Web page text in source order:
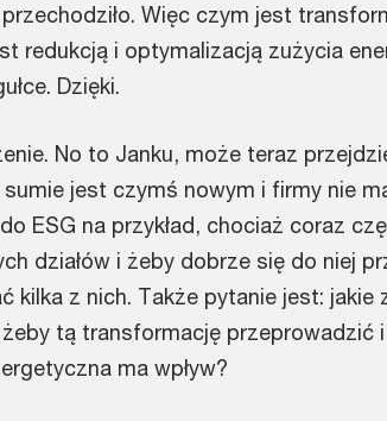
Więc czym jest
redukcją i optymalizacją zużycia
Dzięki.
No to Janku, może teraz
jest czymś nowym i firmy nie
ESG na przykład, chociaż coraz
działów i żeby dobrze się do niej
kilka z nich. Także pytanie jest: jakie
tą transformację przeprowadzić
ma wpływ?